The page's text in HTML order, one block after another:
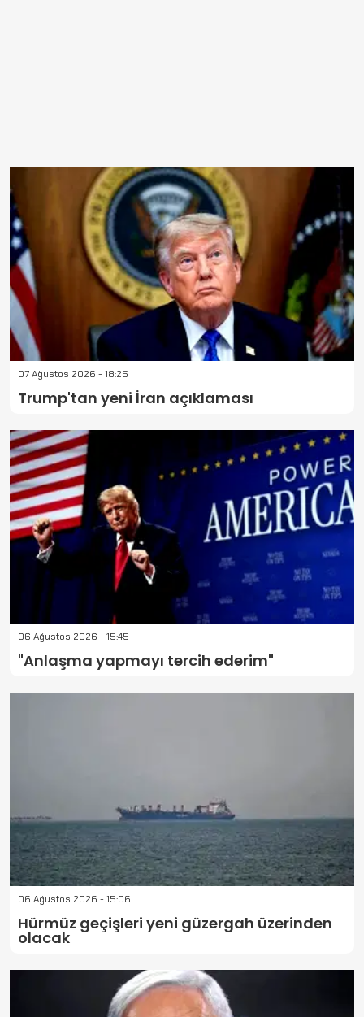
07 Ağustos 2026 - 18:25
Trump'tan yeni İran açıklaması
06 Ağustos 2026 - 15:45
"Anlaşma yapmayı tercih ederim"
06 Ağustos 2026 - 15:06
Hürmüz geçişleri yeni güzergah üzerinden
olacak